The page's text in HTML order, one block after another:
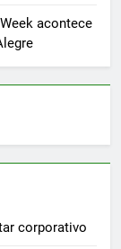
acontece
corporativo